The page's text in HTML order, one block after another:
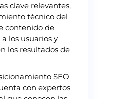
clave relevantes,
técnico del
contenido de
los usuarios y
los resultados de
SEO
con expertos